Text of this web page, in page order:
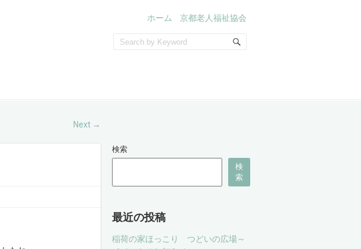
ホーム 京都老人福祉協会
Next →
検索
検
索
最近の投稿
稲荷の家ほっこり つどいの広場～